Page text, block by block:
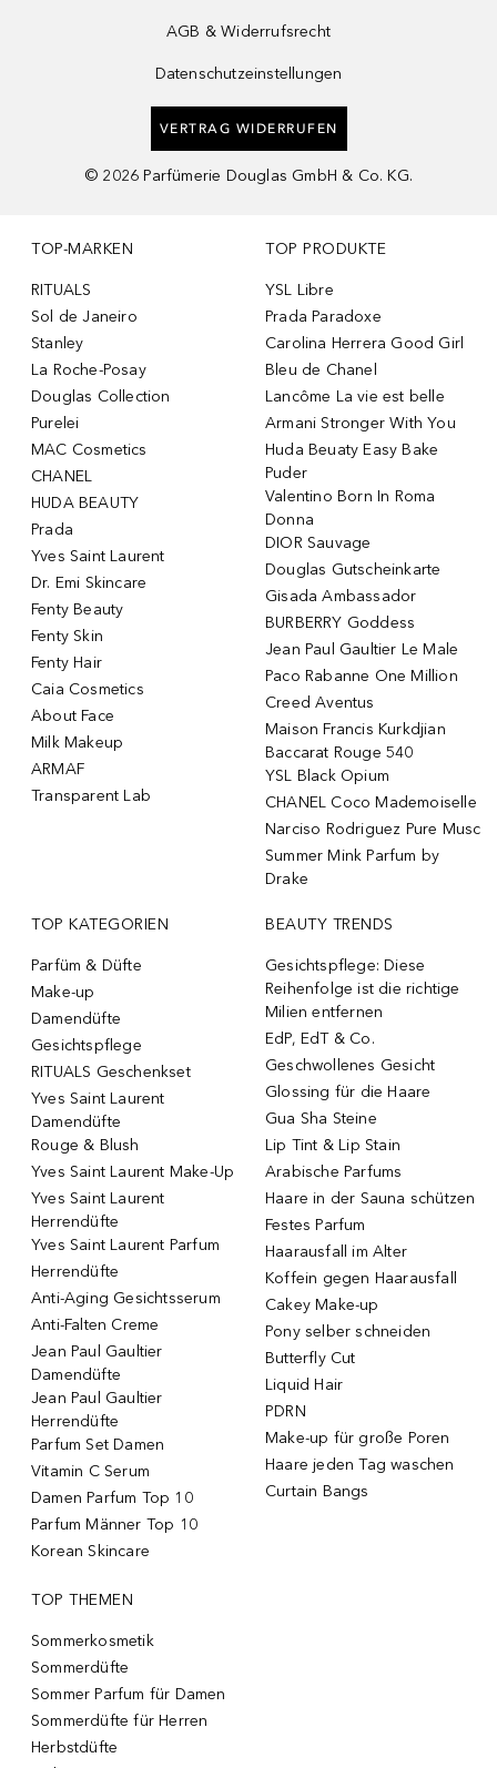
AGB & Widerrufsrecht
Datenschutzeinstellungen
VERTRAG WIDERRUFEN
© 2026 Parfümerie Douglas GmbH & Co. KG.
TOP-MARKEN
RITUALS
Sol de Janeiro
Stanley
La Roche-Posay
Douglas Collection
Purelei
MAC Cosmetics
CHANEL
HUDA BEAUTY
Prada
Yves Saint Laurent
Dr. Emi Skincare
Fenty Beauty
Fenty Skin
Fenty Hair
Caia Cosmetics
About Face
Milk Makeup
ARMAF
Transparent Lab
TOP PRODUKTE
YSL Libre
Prada Paradoxe
Carolina Herrera Good Girl
Bleu de Chanel
Lancôme La vie est belle
Armani Stronger With You
Huda Beuaty Easy Bake
Puder
Valentino Born In Roma
Donna
DIOR Sauvage
Douglas Gutscheinkarte
Gisada Ambassador
BURBERRY Goddess
Jean Paul Gaultier Le Male
Paco Rabanne One Million
Creed Aventus
Maison Francis Kurkdjian
Baccarat Rouge 540
YSL Black Opium
CHANEL Coco Mademoiselle
Narciso Rodriguez Pure Musc
Summer Mink Parfum by
Drake
TOP KATEGORIEN
Parfüm & Düfte
Make-up
Damendüfte
Gesichtspflege
RITUALS Geschenkset
Yves Saint Laurent
Damendüfte
Rouge & Blush
Yves Saint Laurent Make-Up
Yves Saint Laurent
Herrendüfte
Yves Saint Laurent Parfum
Herrendüfte
Anti-Aging Gesichtsserum
Anti-Falten Creme
Jean Paul Gaultier
Damendüfte
Jean Paul Gaultier
Herrendüfte
Parfum Set Damen
Vitamin C Serum
Damen Parfum Top 10
Parfum Männer Top 10
Korean Skincare
BEAUTY TRENDS
Gesichtspflege: Diese
Reihenfolge ist die richtige
Milien entfernen
EdP, EdT & Co.
Geschwollenes Gesicht
Glossing für die Haare
Gua Sha Steine
Lip Tint & Lip Stain
Arabische Parfums
Haare in der Sauna schützen
Festes Parfum
Haarausfall im Alter
Koffein gegen Haarausfall
Cakey Make-up
Pony selber schneiden
Butterfly Cut
Liquid Hair
PDRN
Make-up für große Poren
Haare jeden Tag waschen
Curtain Bangs
TOP THEMEN
Sommerkosmetik
Sommerdüfte
Sommer Parfum für Damen
Sommerdüfte für Herren
Herbstdüfte